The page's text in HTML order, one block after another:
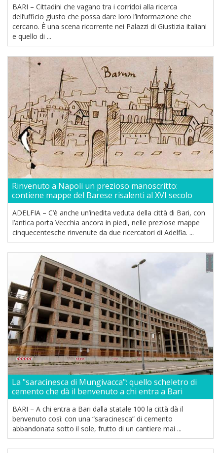
BARI – Cittadini che vagano tra i corridoi alla ricerca
dell’ufficio giusto che possa dare loro l’informazione che
cercano. È una scena ricorrente nei Palazzi di Giustizia italiani
e quello di ...
Rinvenuto a Napoli un prezioso manoscritto:
contiene mappe del Barese risalenti al XVI secolo
ADELFIA – C’è anche un’inedita veduta della città di Bari, con
l’antica porta Vecchia ancora in piedi, nelle preziose mappe
cinquecentesche rinvenute da due ricercatori di Adelfia. ...
La "saracinesca di Mungivacca": quello scheletro di
cemento che dà il benvenuto a chi entra a Bari
BARI – A chi entra a Bari dalla statale 100 la città dà il
benvenuto così: con una “saracinesca” di cemento
abbandonata sotto il sole, frutto di un cantiere mai ...